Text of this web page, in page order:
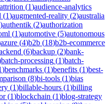
attrition (1)audience-analytics
(1)augmented-reality (2)australia
)authentik (2)authorization
(1)automotive (5)autonomous
azure (4)b2b (18)b2b-ecommerce
(6)backup (2)bank-
batch-processing (1)batch-
)benchmarks (1)benefits (1)best-
(8)bi-tools (1)bias
(1)billable-hours (1)billing
(1)blockchain (1)blog-strategy